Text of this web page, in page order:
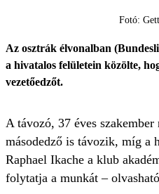
Fotó:
Az osztrák élvonalban
a hivatalos felületein közölte,
vezetőedzőt.
A távozó, 37 éves
másodedző is távozik, míg a
Raphael Ikache a klub
folytatja a munkát –